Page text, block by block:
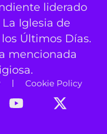
liderado
Iglesia de
Últimos Días.
mencionada
Cookie Policy